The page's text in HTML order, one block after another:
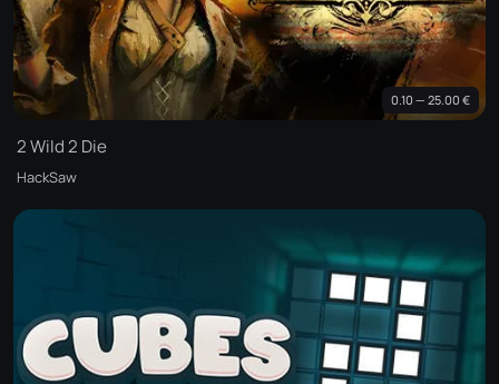
0.10 — 25.00 €
2 Wild 2 Die
HackSaw